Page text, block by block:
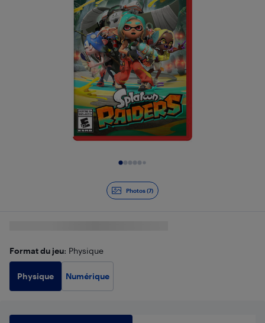
Photos (7)
Format du jeu: Physique
Physique Numérique